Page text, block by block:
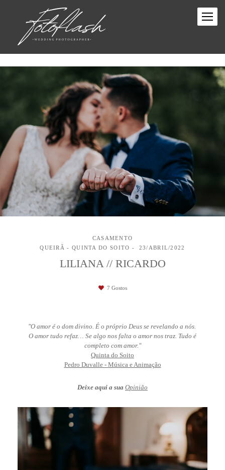
CASAMENTO
QUEIRÃ - QUINTA DO SOITO
23/ABRIL/2022
LILIANA // RICARDO
7 Gostos
"O amor é o dom divino. É o próprio Deus se revelando a nós.
O amor tudo refaz… Se algo nos falta o amor nos traz. Tudo é
completo com amor."
Quinta do Soito
Pedro Duvalle - Música e Animação
Deixe aqui a sua Opinião